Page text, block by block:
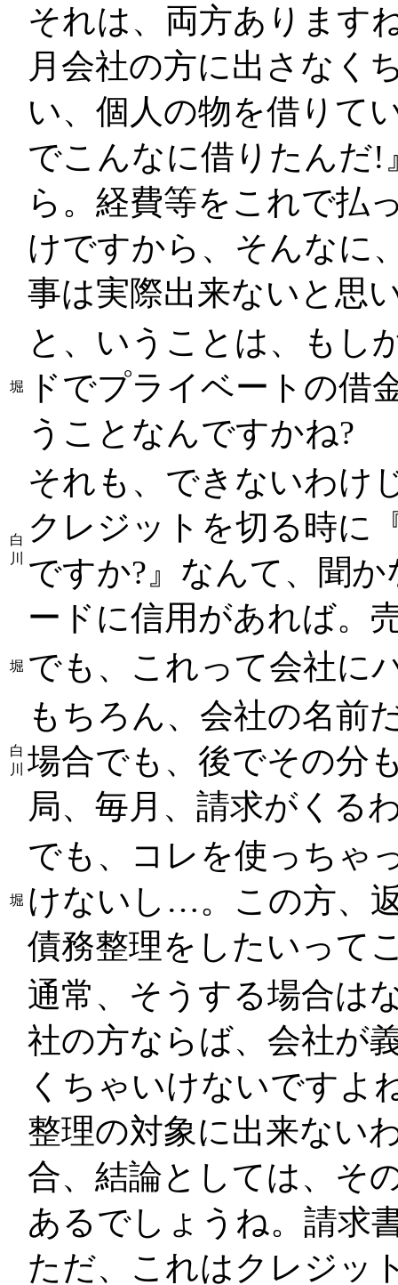
それは、両方あります
月会社の方に出さなく
い、個人の物を借りて
でこんなに借りたんだ
ら。経費等をこれで払
けですから、そんなに
事は実際出来ないと思
堀
と、いうことは、もし
ドでプライベートの借
うことなんですかね?
白
川
それも、できないわけ
クレジットを切る時に
ですか?』なんて、聞
ードに信用があれば。
堀 でも、これって会社に
白
川
もちろん、会社の名前
場合でも、後でその分
局、毎月、請求がくる
堀
でも、コレを使っちゃ
けないし…。この方、
債務整理をしたいって
通常、そうする場合は
社の方ならば、会社が
くちゃいけないですよ
整理の対象に出来ない
合、結論としては、そ
あるでしょうね。請求
ただ、これはクレジッ